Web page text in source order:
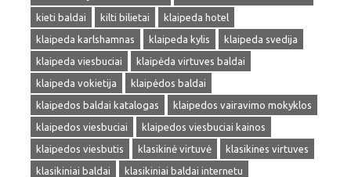
kieti baldai
kilti bilietai
klaipeda hotel
klaipeda karlshamnas
klaipeda kylis
klaipeda svedija
klaipeda viesbuciai
klaipėda virtuves baldai
klaipeda vokietija
klaipėdos baldai
klaipedos baldai katalogas
klaipedos vairavimo mokyklos
klaipedos viesbuciai
klaipedos viesbuciai kainos
klaipedos viesbutis
klasikinė virtuvė
klasikines virtuves
klasikiniai baldai
klasikiniai baldai internetu